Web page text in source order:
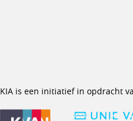
KIA is een initiatief in opdracht